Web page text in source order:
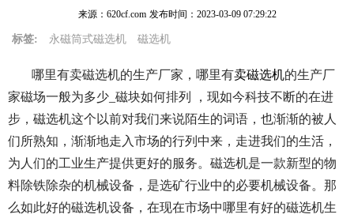
来源：620cf.com 发布时间： 2023-03-09 07:29:22
标签: 永磁筒式磁选机 磁选机
哪里有卖磁选机的生产厂家，哪里有卖磁选机的生产厂
家磁场一般为多少_磁块如何排列 ，现如今科技不断的在进
步，磁选机这个以前对我们来说陌生的词语，也渐渐的被人
们所熟知，渐渐地走入市场的行列中来，走进我们的生活，
为人们的工业生产提供更好的服务。磁选机是一款新型的物
料除铁除杂的机械设备，是选矿行业中的必要机械设备。那
么如此好的磁选机设备，在现在市场中哪里有好的磁选机生